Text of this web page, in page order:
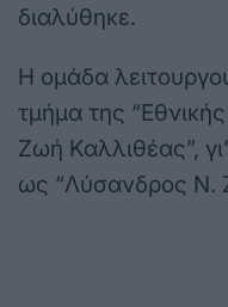
διαλύθηκε.
Η ομάδα
τμήμα της
Ζωή Καλλιθέας”,
ως “Λύσανδρος Ν.